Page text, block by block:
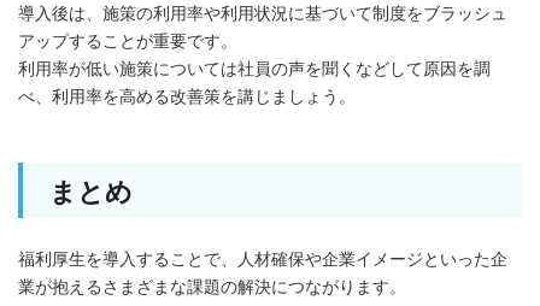
導入後は、施策の利用率や利用状況に基づいて制度をブラッシュ
アップすることが重要です。
利用率が低い施策については社員の声を聞くなどして原因を調
べ、利用率を高める改善策を講じましょう。
まとめ
福利厚生を導入することで、人材確保や企業イメージといった企
業が抱えるさまざまな課題の解決につながります。